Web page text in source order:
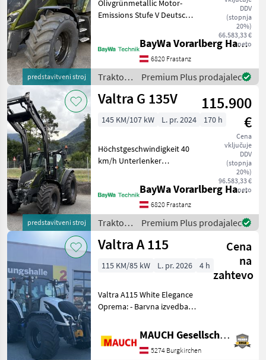
predstavitveni stroj
DDV
(stopnja
20%)
66.583,33 €
neto
Olivgrünmetallic Motor-
Emissions Stufe V Deutsche
Unlimited Option
Höchstgeschwindigkeit 40
km/h Getriebe, Power
Shuttle 16 Zapfwelle 540/54
BayWa Vorarlberg HandelsGmbH BayWa Technik
6820 Frastanz
Traktor /
Valtra
Premium Plus prodajalec
predstavitveni stroj
Valtra G 135V
115.900
€
Cena
vključuje
DDV
(stopnja
20%)
96.583,33 €
neto
145 KM/107 kW L. pr. 2024 170 h
Höchstgeschwindigkeit 40
km/h Unterlenker
Unterlenker mechanisch
verstellbar Mechanische
Unterlenker-Seitenstreben
Motorvorwärmung
Gefederte V
BayWa Vorarlberg HandelsGmbH BayWa Technik
6820 Frastanz
Traktor /
Valtra
Premium Plus prodajalec
Valtra A 115
Cena
na
zahtevo
115 KM/85 kW L. pr. 2026 4 h
Valtra A115 White Elegance
Oprema: - Barvna izvedba
s črnim stropom kabine -
Sprednja hidravlika -
Sprednji priključni gred -
MAUCH Gesellschaft m.b.H. & Co.KG
5274 Burgkirchen